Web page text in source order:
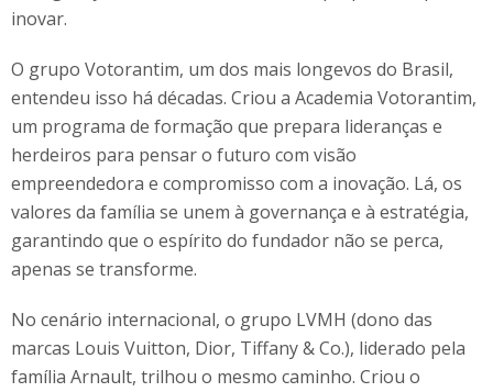
inovar.
O grupo Votorantim, um dos mais longevos do Brasil,
entendeu isso há décadas. Criou a Academia Votorantim,
um programa de formação que prepara lideranças e
herdeiros para pensar o futuro com visão
empreendedora e compromisso com a inovação. Lá, os
valores da família se unem à governança e à estratégia,
garantindo que o espírito do fundador não se perca,
apenas se transforme.
No cenário internacional, o grupo LVMH (dono das
marcas Louis Vuitton, Dior, Tiffany & Co.), liderado pela
família Arnault, trilhou o mesmo caminho. Criou o